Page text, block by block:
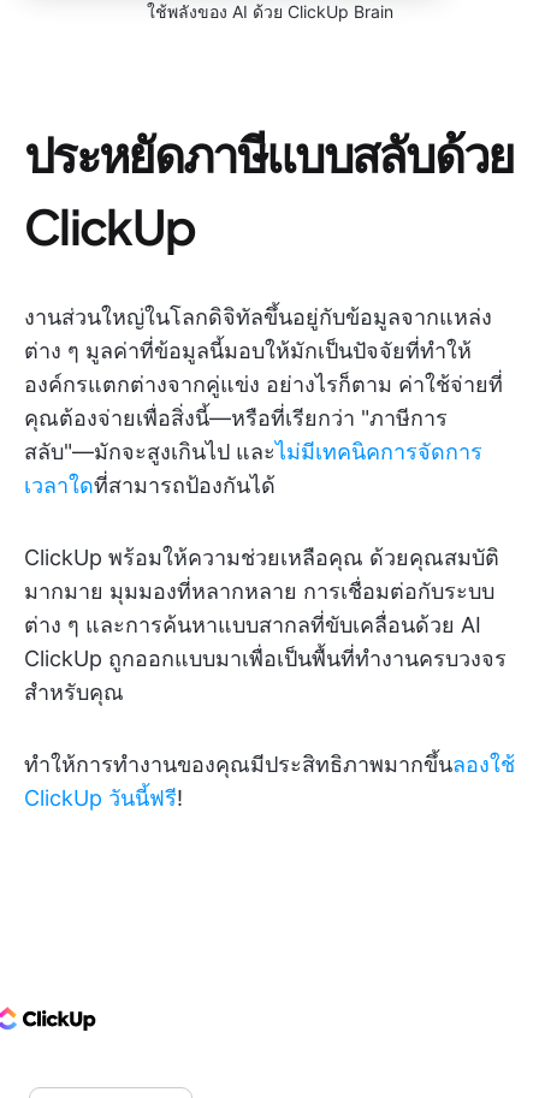
ใช้พลังของ AI ด้วย ClickUp Brain
ประหยัดภาษีแบบสลับด้วย
ClickUp
งานส่วนใหญ่ในโลกดิจิทัลขึ้นอยู่กับข้อมูลจากแหล่ง
ต่าง ๆ มูลค่าที่ข้อมูลนี้มอบให้มักเป็นปัจจัยที่ทำให้
องค์กรแตกต่างจากคู่แข่ง อย่างไรก็ตาม ค่าใช้จ่ายที่
คุณต้องจ่ายเพื่อสิ่งนี้—หรือที่เรียกว่า "ภาษีการ
สลับ"—มักจะสูงเกินไป และไม่มีเทคนิคการจัดการ
เวลาใดที่สามารถป้องกันได้
ClickUp พร้อมให้ความช่วยเหลือคุณ ด้วยคุณสมบัติ
มากมาย มุมมองที่หลากหลาย การเชื่อมต่อกับระบบ
ต่าง ๆ และการค้นหาแบบสากลที่ขับเคลื่อนด้วย AI
ClickUp ถูกออกแบบมาเพื่อเป็นพื้นที่ทำงานครบวงจร
สำหรับคุณ
ทำให้การทำงานของคุณมีประสิทธิภาพมากขึ้นลองใช้
ClickUp วันนี้ฟรี!
Logo